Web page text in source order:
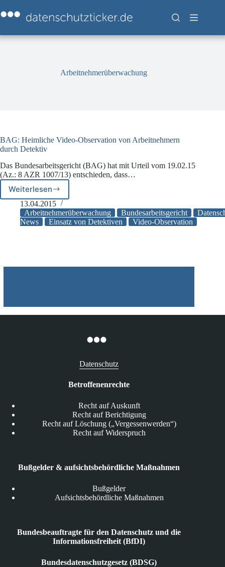
Inhalt
springen
Arbeitnehmerüberwachung
BAG: Heimliche Video-Observation von Arbeitnehmern
durch Detektiv
Das Bundesarbeitsgericht (BAG) hat mit Urteil vom 19.02.15
(Az.: 8 AZR 1007/13) entschieden, dass…
Weiterlesen
BAG:
Heimliche
Video-
Observation
13.04.2015
Arbeitnehmerüberwachung
Bundesarbeitsgericht
News
Einsatz von Detektiven Video-Observation
Datenschutz
Betroffenenrechte
Recht auf Auskunft
Recht auf Berichtigung
Recht auf Löschung („Vergessenwerden“)
Recht auf Widerspruch
Bußgelder & aufsichtsbehördliche Maßnahmen
Bußgelder
Aufsichtsbehördliche Maßnahmen
Bundesbeauftragte für den Datenschutz und die
Informationsfreiheit (BfDI)
Bundesdatenschutzgesetz (BDSG)